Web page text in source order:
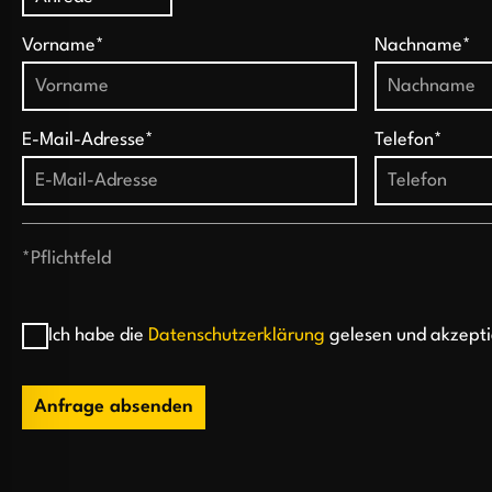
Vorname* Nachname*
E-Mail-Adresse* Telefon*
*Pflichtfeld
Ich habe die Datenschutzerklärung gelesen und
Anfrage absenden